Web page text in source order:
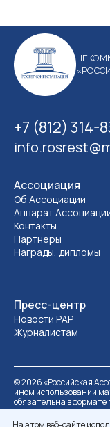
На этом веб-сайте
+7 (812) 314-
Ассоциация
Об Ассоциации
Аппарат
Контакты
Партнеры
Награды, дипломы
Пресс-центр
Новости РАР
Журналистам
©2026 «Российская
ином использовании
обязательна в формате
Политика обработки